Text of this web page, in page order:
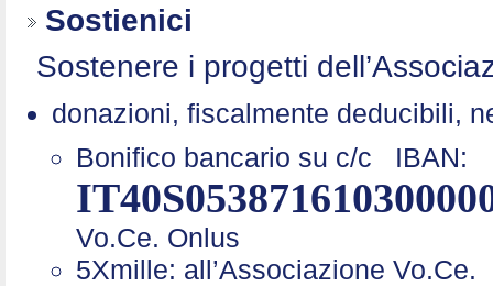
Sostienici
Sostenere i progetti
donazioni, fiscalmente deducibili,
Bonifico bancario su c/c IBAN:
Vo.Ce. Onlus
5Xmille: all’Associazione